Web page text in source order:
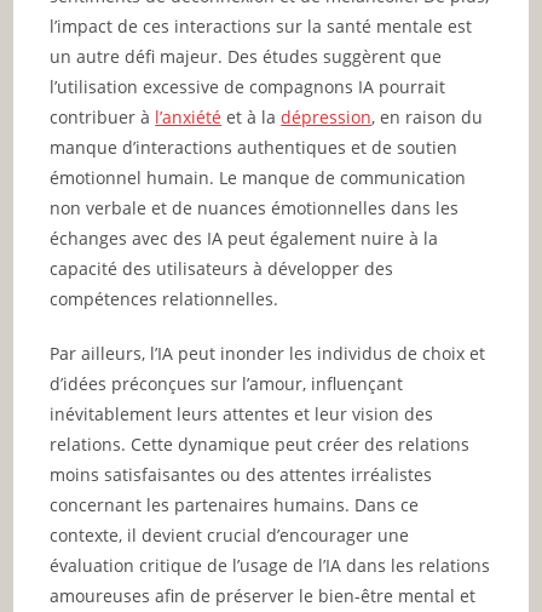
l’impact de ces interactions sur la santé mentale est
un autre défi majeur. Des études suggèrent que
l’utilisation excessive de compagnons IA pourrait
contribuer à l’anxiété et à ladépression, en raison du
manque d’interactions authentiques et de soutien
émotionnel humain. Le manque de communication
non verbale et de nuances émotionnelles dans les
échanges avec des IA peut également nuire à la
capacité des utilisateurs à développer des
compétences relationnelles.
Par ailleurs, l’IA peut inonder les individus de choix et
d’idées préconçues sur l’amour, influençant
inévitablement leurs attentes et leur vision des
relations. Cette dynamique peut créer des relations
moins satisfaisantes ou des attentes irréalistes
concernant les partenaires humains. Dans ce
contexte, il devient crucial d’encourager une
évaluation critique de l’usage de l’IA dans les relations
amoureuses afin de préserver le bien-être mental et